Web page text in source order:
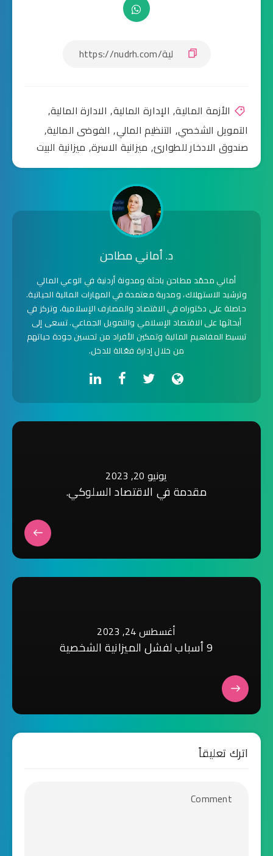
الأزمة المالية, الإدارة المالية, الادارة المالية,
التمويل الشخصي, التنظيم المالي, الفوضى المالية,
صندوق الادخار للطوارئ, ميزانية الاسرة, ميزانية البيت
د. أماني مطاحن
أماني محمّد مطاحن باحثة ومدونة أردنية في الوعي المالي
وترشيد الاستهلاك، ومدربة معتمدة في المهارات المالية الحياتية.
حاصلة على دكتوراه في الاقتصاد والمصارف الإسلامية، وتركز في
أبحاثها على الاقتصاد الإسلامي والتمويل الجماعي. تسعى إلى
تبسيط المفاهيم المالية وتمكين الأفراد من تحسين جودة حياتهم
من خلال إدارة فعّالة للدخل.
يونيو 20, 2023
مقدمة في الاقتصاد السلوكي.
أغسطس 24, 2023
9 أسباب لفشل الميزانية الشخصية
اترك تعليقاً